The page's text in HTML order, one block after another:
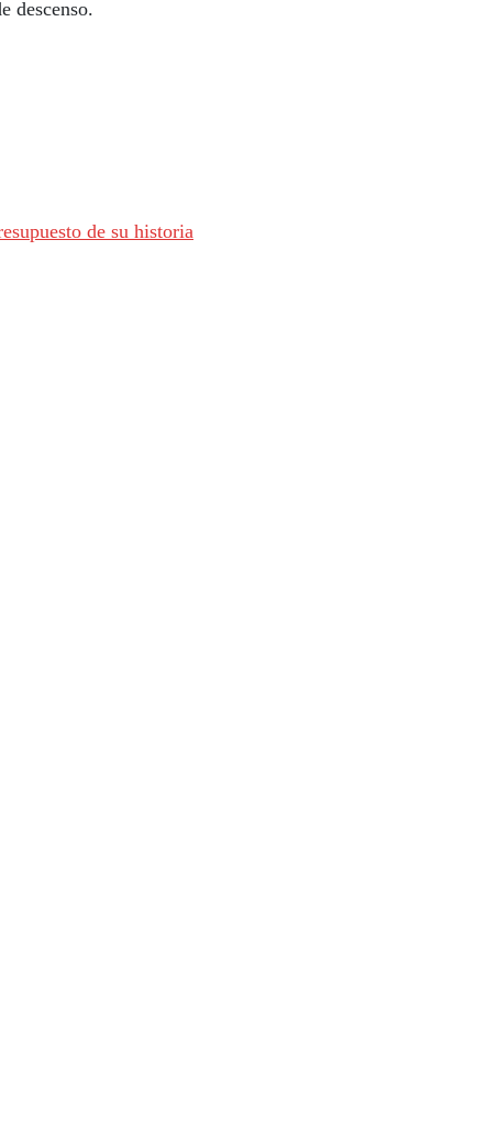
descenso.
de su historia